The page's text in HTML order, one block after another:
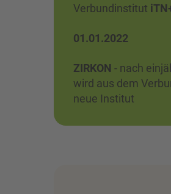
Verbundinstitut
01.01.2022
ZIRKON - nach
wird aus dem
neue Institut